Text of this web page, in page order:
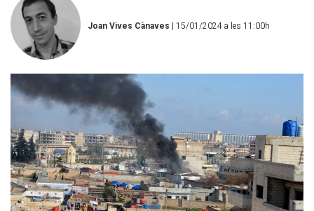
Joan Vives Cànaves | 15/01/2024 a les 11:00h